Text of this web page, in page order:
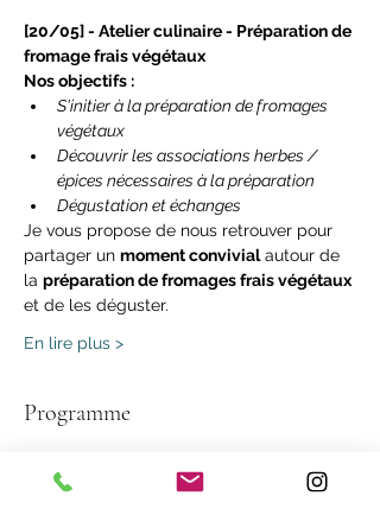
[20/05] - Atelier culinaire - Préparation de
fromage frais végétaux
Nos objectifs :
S'initier à la préparation de fromages
végétaux
Découvrir les associations herbes /
épices nécessaires à la préparation
Dégustation et échanges
Je vous propose de nous retrouver pour
partager un moment convivial autour de
la préparation de fromages frais végétaux
et de les déguster.
En lire plus >
Programme
10 minutes